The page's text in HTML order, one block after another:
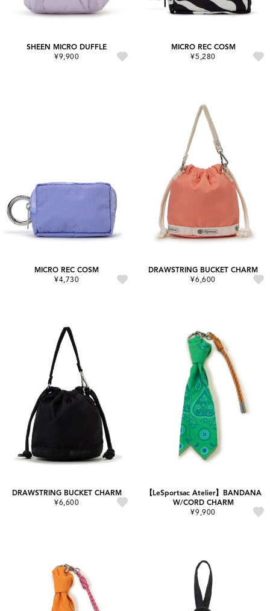
SHEEN MICRO DUFFLE
¥9,900
MICRO REC COSM
¥5,280
MICRO REC COSM
¥4,730
DRAWSTRING BUCKET CHARM
¥6,600
DRAWSTRING BUCKET CHARM
¥6,600
【LeSportsac Atelier】BANDANA
W/CORD CHARM
¥9,900